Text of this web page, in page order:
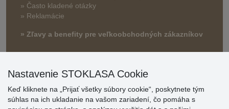
» Často kladené otázky
» Reklamácie
» Zľavy a benefity pre veľkoobchodných zákazníkov
Nastavenie STOKLASA Cookie
Keď kliknete na „Prijať všetky súbory cookie“, poskytnete tým
súhlas na ich ukladanie na vašom zariadení, čo pomáha s